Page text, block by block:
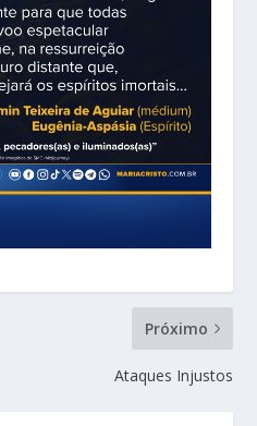
Próximo
Ataques Injustos